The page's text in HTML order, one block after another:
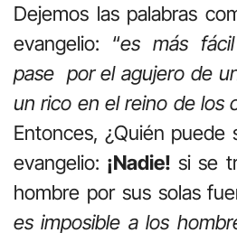
Dejemos las palabras
evangelio: “es más
pase por el agujero de
un rico en el reino de los
Entonces, ¿Quién puede
evangelio: ¡Nadie! si se
hombre por sus solas
es imposible a los